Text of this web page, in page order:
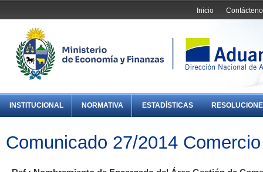
Inicio
INSTITUCIONAL NORMATIVA ESTADÍSTICAS
Comunicado 27/2014